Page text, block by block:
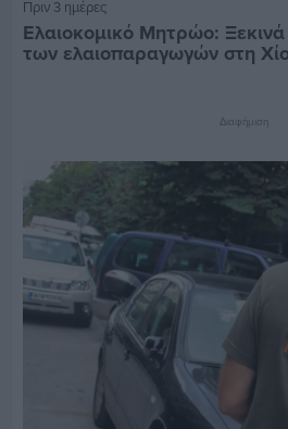
Πριν 3 ημέρες
Ελαιοκομικό Μητρώο:
των ελαιοπαραγωγών στη
Διαφήμιση